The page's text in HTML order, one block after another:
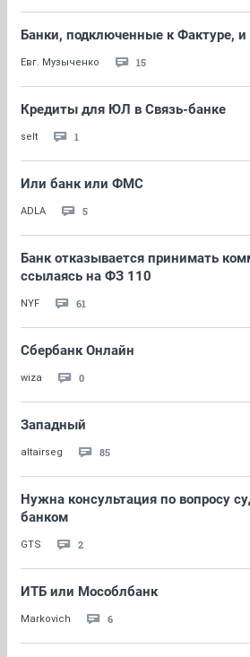
Банки, подключенные к Фактуре,
Евг. Музыченко 15
Кредиты для ЮЛ в Связь-банке
selt 1
Или банк или ФМС
ADLA 5
Банк отказывается принимать
ссылаясь на ФЗ 110
NYF 61
Сбербанк Онлайн
wiza 0
Западный
altairseg 85
Нужна консультация по вопросу
банком
GTS 2
ИТБ или Мособлбанк
Markovich 6